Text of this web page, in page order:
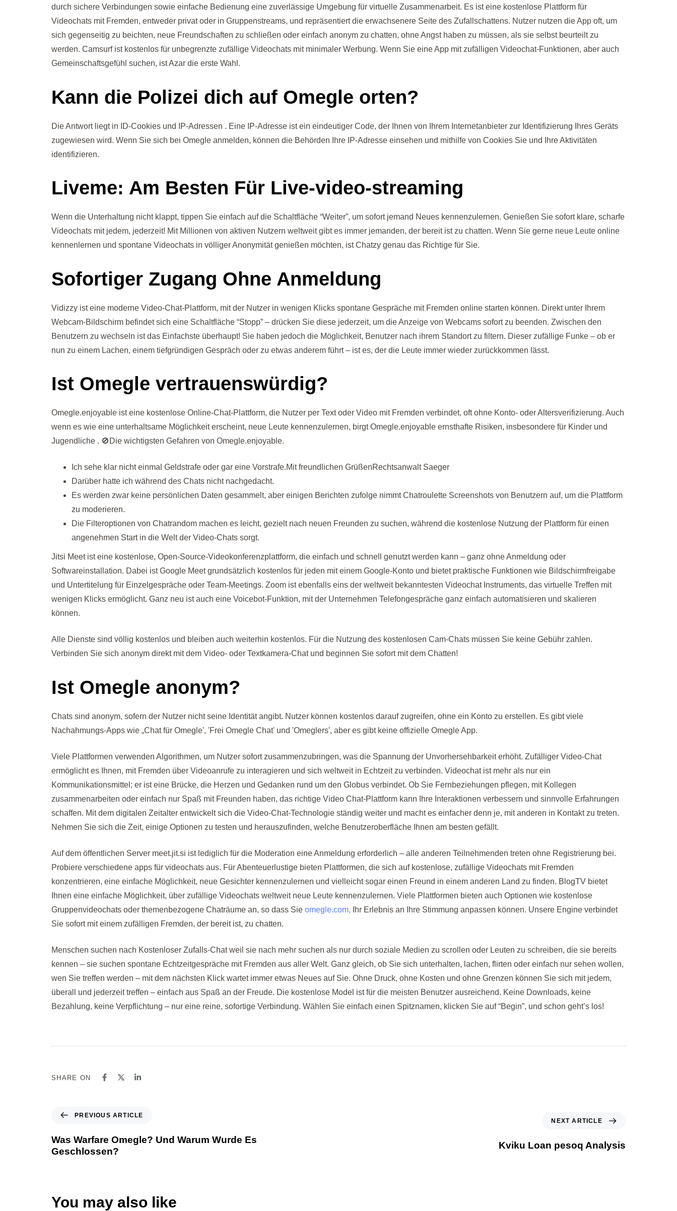
durch sichere Verbindungen sowie einfache Bedienung eine zuverlässige Umgebung für virtuelle Zusammenarbeit. Es ist eine kostenlose Plattform für
Videochats mit Fremden, entweder privat oder in Gruppenstreams, und repräsentiert die erwachsenere Seite des Zufallschattens. Nutzer nutzen die App oft, um
sich gegenseitig zu beichten, neue Freundschaften zu schließen oder einfach anonym zu chatten, ohne Angst haben zu müssen, als sie selbst beurteilt zu
werden. Camsurf ist kostenlos für unbegrenzte zufällige Videochats mit minimaler Werbung. Wenn Sie eine App mit zufälligen Videochat-Funktionen, aber auch
Gemeinschaftsgefühl suchen, ist Azar die erste Wahl.
Kann die Polizei dich auf Omegle orten?
Die Antwort liegt in ID-Cookies und IP-Adressen . Eine IP-Adresse ist ein eindeutiger Code, der Ihnen von Ihrem Internetanbieter zur Identifizierung Ihres Geräts
zugewiesen wird. Wenn Sie sich bei Omegle anmelden, können die Behörden Ihre IP-Adresse einsehen und mithilfe von Cookies Sie und Ihre Aktivitäten
identifizieren.
Liveme: Am Besten Für Live-video-streaming
Wenn die Unterhaltung nicht klappt, tippen Sie einfach auf die Schaltfläche “Weiter”, um sofort jemand Neues kennenzulernen. Genießen Sie sofort klare, scharfe
Videochats mit jedem, jederzeit! Mit Millionen von aktiven Nutzern weltweit gibt es immer jemanden, der bereit ist zu chatten. Wenn Sie gerne neue Leute online
kennenlernen und spontane Videochats in völliger Anonymität genießen möchten, ist Chatzy genau das Richtige für Sie.
Sofortiger Zugang Ohne Anmeldung
Vidizzy ist eine moderne Video-Chat-Plattform, mit der Nutzer in wenigen Klicks spontane Gespräche mit Fremden online starten können. Direkt unter Ihrem
Webcam-Bildschirm befindet sich eine Schaltfläche “Stopp” – drücken Sie diese jederzeit, um die Anzeige von Webcams sofort zu beenden. Zwischen den
Benutzern zu wechseln ist das Einfachste überhaupt! Sie haben jedoch die Möglichkeit, Benutzer nach ihrem Standort zu filtern. Dieser zufällige Funke – ob er
nun zu einem Lachen, einem tiefgründigen Gespräch oder zu etwas anderem führt – ist es, der die Leute immer wieder zurückkommen lässt.
Ist Omegle vertrauenswürdig?
Omegle.enjoyable ist eine kostenlose Online-Chat-Plattform, die Nutzer per Text oder Video mit Fremden verbindet, oft ohne Konto- oder Altersverifizierung. Auch
wenn es wie eine unterhaltsame Möglichkeit erscheint, neue Leute kennenzulernen, birgt Omegle.enjoyable ernsthafte Risiken, insbesondere für Kinder und
Jugendliche . 🚫Die wichtigsten Gefahren von Omegle.enjoyable.
Ich sehe klar nicht einmal Geldstrafe oder gar eine Vorstrafe.Mit freundlichen GrüßenRechtsanwalt Saeger
Darüber hatte ich während des Chats nicht nachgedacht.
Es werden zwar keine persönlichen Daten gesammelt, aber einigen Berichten zufolge nimmt Chatroulette Screenshots von Benutzern auf, um die Plattform
zu moderieren.
Die Filteroptionen von Chatrandom machen es leicht, gezielt nach neuen Freunden zu suchen, während die kostenlose Nutzung der Plattform für einen
angenehmen Start in die Welt der Video-Chats sorgt.
Jitsi Meet ist eine kostenlose, Open-Source-Videokonferenzplattform, die einfach und schnell genutzt werden kann – ganz ohne Anmeldung oder
Softwareinstallation. Dabei ist Google Meet grundsätzlich kostenlos für jeden mit einem Google-Konto und bietet praktische Funktionen wie Bildschirmfreigabe
und Untertitelung für Einzelgespräche oder Team-Meetings. Zoom ist ebenfalls eins der weltweit bekanntesten Videochat Instruments, das virtuelle Treffen mit
wenigen Klicks ermöglicht. Ganz neu ist auch eine Voicebot-Funktion, mit der Unternehmen Telefongespräche ganz einfach automatisieren und skalieren
können.
Alle Dienste sind völlig kostenlos und bleiben auch weiterhin kostenlos. Für die Nutzung des kostenlosen Cam-Chats müssen Sie keine Gebühr zahlen.
Verbinden Sie sich anonym direkt mit dem Video- oder Textkamera-Chat und beginnen Sie sofort mit dem Chatten!
Ist Omegle anonym?
Chats sind anonym, sofern der Nutzer nicht seine Identität angibt. Nutzer können kostenlos darauf zugreifen, ohne ein Konto zu erstellen. Es gibt viele
Nachahmungs-Apps wie „Chat für Omegle', 'Frei Omegle Chat' und 'Omeglers', aber es gibt keine offizielle Omegle App.
Viele Plattformen verwenden Algorithmen, um Nutzer sofort zusammenzubringen, was die Spannung der Unvorhersehbarkeit erhöht. Zufälliger Video-Chat
ermöglicht es Ihnen, mit Fremden über Videoanrufe zu interagieren und sich weltweit in Echtzeit zu verbinden. Videochat ist mehr als nur ein
Kommunikationsmittel; er ist eine Brücke, die Herzen und Gedanken rund um den Globus verbindet. Ob Sie Fernbeziehungen pflegen, mit Kollegen
zusammenarbeiten oder einfach nur Spaß mit Freunden haben, das richtige Video Chat-Plattform kann Ihre Interaktionen verbessern und sinnvolle Erfahrungen
schaffen. Mit dem digitalen Zeitalter entwickelt sich die Video-Chat-Technologie ständig weiter und macht es einfacher denn je, mit anderen in Kontakt zu treten.
Nehmen Sie sich die Zeit, einige Optionen zu testen und herauszufinden, welche Benutzeroberfläche Ihnen am besten gefällt.
Auf dem öffentlichen Server meet.jit.si ist lediglich für die Moderation eine Anmeldung erforderlich – alle anderen Teilnehmenden treten ohne Registrierung bei.
Probiere verschiedene apps für videochats aus. Für Abenteuerlustige bieten Plattformen, die sich auf kostenlose, zufällige Videochats mit Fremden
konzentrieren, eine einfache Möglichkeit, neue Gesichter kennenzulernen und vielleicht sogar einen Freund in einem anderen Land zu finden. BlogTV bietet
Ihnen eine einfache Möglichkeit, über zufällige Videochats weltweit neue Leute kennenzulernen. Viele Plattformen bieten auch Optionen wie kostenlose
Gruppenvideochats oder themenbezogene Chaträume an, so dass Sie omegle.com, Ihr Erlebnis an Ihre Stimmung anpassen können. Unsere Engine verbindet
Sie sofort mit einem zufälligen Fremden, der bereit ist, zu chatten.
Menschen suchen nach Kostenloser Zufalls-Chat weil sie nach mehr suchen als nur durch soziale Medien zu scrollen oder Leuten zu schreiben, die sie bereits
kennen – sie suchen spontane Echtzeitgespräche mit Fremden aus aller Welt. Ganz gleich, ob Sie sich unterhalten, lachen, flirten oder einfach nur sehen wollen,
wen Sie treffen werden – mit dem nächsten Klick wartet immer etwas Neues auf Sie. Ohne Druck, ohne Kosten und ohne Grenzen können Sie sich mit jedem,
überall und jederzeit treffen – einfach aus Spaß an der Freude. Die kostenlose Model ist für die meisten Benutzer ausreichend. Keine Downloads, keine
Bezahlung, keine Verpflichtung – nur eine reine, sofortige Verbindung. Wählen Sie einfach einen Spitznamen, klicken Sie auf “Begin”, und schon geht’s los!
SHARE ON
PREVIOUS ARTICLE
Was Warfare Omegle? Und Warum Wurde Es
Geschlossen?
NEXT ARTICLE
Kviku Loan pesoq Analysis
You may also like